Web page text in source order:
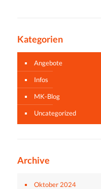
Kategorien
Angebote
Infos
MK-Blog
Uncategorized
Archive
Oktober 2024